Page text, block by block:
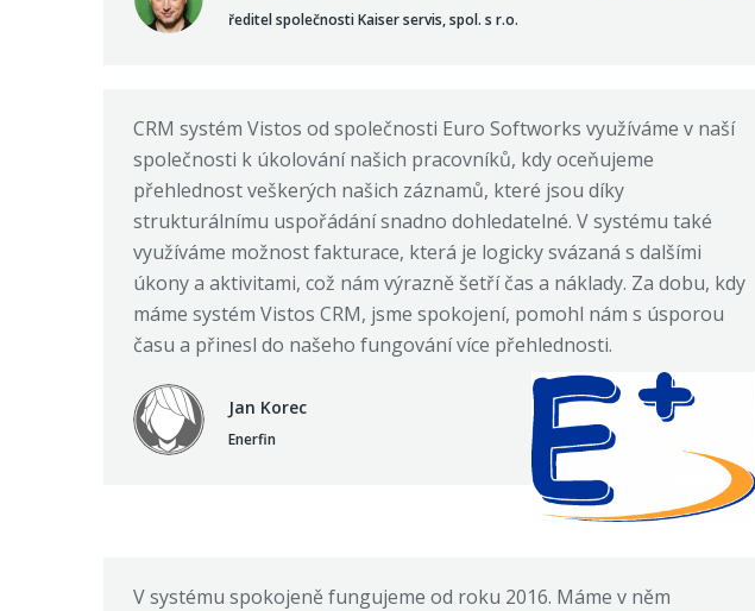
ředitel společnosti Kaiser servis, spol. s r.o.
CRM systém Vistos od společnosti Euro Softworks využíváme v naší
společnosti k úkolování našich pracovníků, kdy oceňujeme
přehlednost veškerých našich záznamů, které jsou díky
strukturálnímu uspořádání snadno dohledatelné. V systému také
využíváme možnost fakturace, která je logicky svázaná s dalšími
úkony a aktivitami, což nám výrazně šetří čas a náklady. Za dobu, kdy
máme systém Vistos CRM, jsme spokojení, pomohl nám s úsporou
času a přinesl do našeho fungování více přehlednosti.
Jan Korec
Enerfin
V systému spokojeně fungujeme od roku 2016. Máme v něm